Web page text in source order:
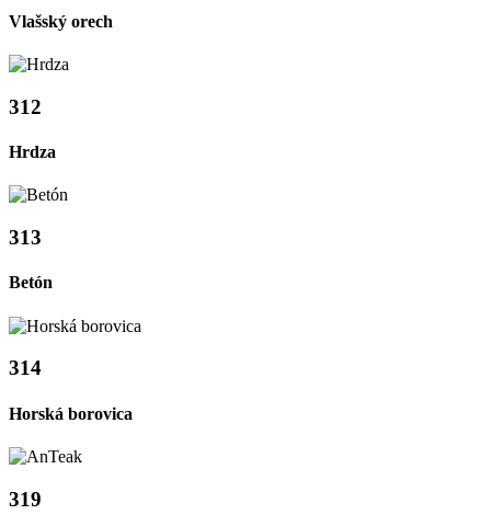
Vlašský orech
312
Hrdza
313
Betón
314
Horská borovica
319